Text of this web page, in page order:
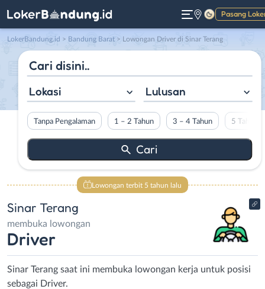
Pasang
Gelap
LokerBandung.id > Bandung Barat > Lowongan Driver di Sinar Terang
Lokasi Lulusan
Tanpa Pengalaman 1 – 2 Tahun 3 – 4 Tahun 5 Tahun
Lowongan terbit 5 tahun lalu
Sinar Terang
membuka lowongan
Driver
Sinar Terang saat ini membuka lowongan kerja untuk posisi
sebagai Driver.